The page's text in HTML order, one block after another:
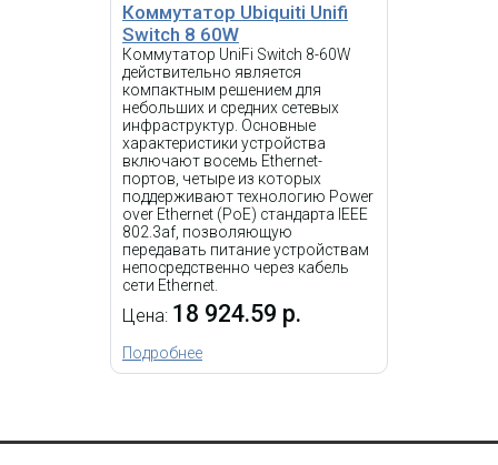
-
Коммутатор UBIQUITI Pro
Max 16 PoE
Цена:48 545.69 р.
Коммутатор Ubiquiti Unifi
Switch 8 60W
Коммутатор UniFi Switch 8-60W
действительно является
компактным решением для
небольших и средних сетевых
инфраструктур. Основные
характеристики устройства
включают восемь Ethernet-
портов, четыре из которых
поддерживают технологию Power
over Ethernet (PoE) стандарта IEEE
802.3af, позволяющую
передавать питание устройствам
непосредственно через кабель
сети Ethernet.
Цена: 18 924.59 р.
Подробнее